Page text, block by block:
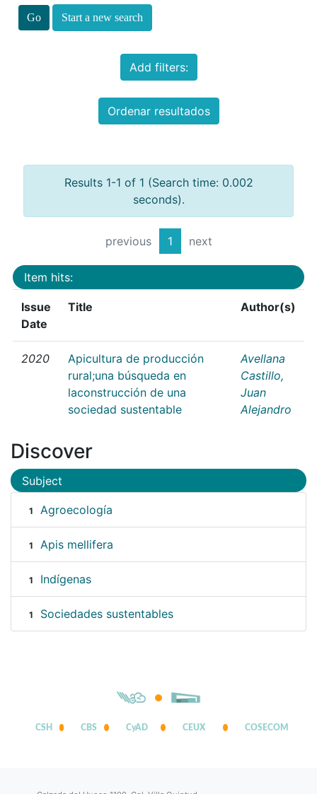
Start a new search
Add filters:
Ordenar resultados
Results 1-1 of 1 (Search time: 0.002
seconds).
previous 1 next
Item hits:
Issue
Date
Title Author(s)
2020
Apicultura de producción
rural;una búsqueda en
laconstrucción de una
sociedad sustentable
Avellana
Castillo,
Juan
Alejandro
Discover
Subject
1 Agroecología
1 Apis mellifera
1 Indígenas
1 Sociedades sustentables
CSH CBS CyAD CEUX COSECOM